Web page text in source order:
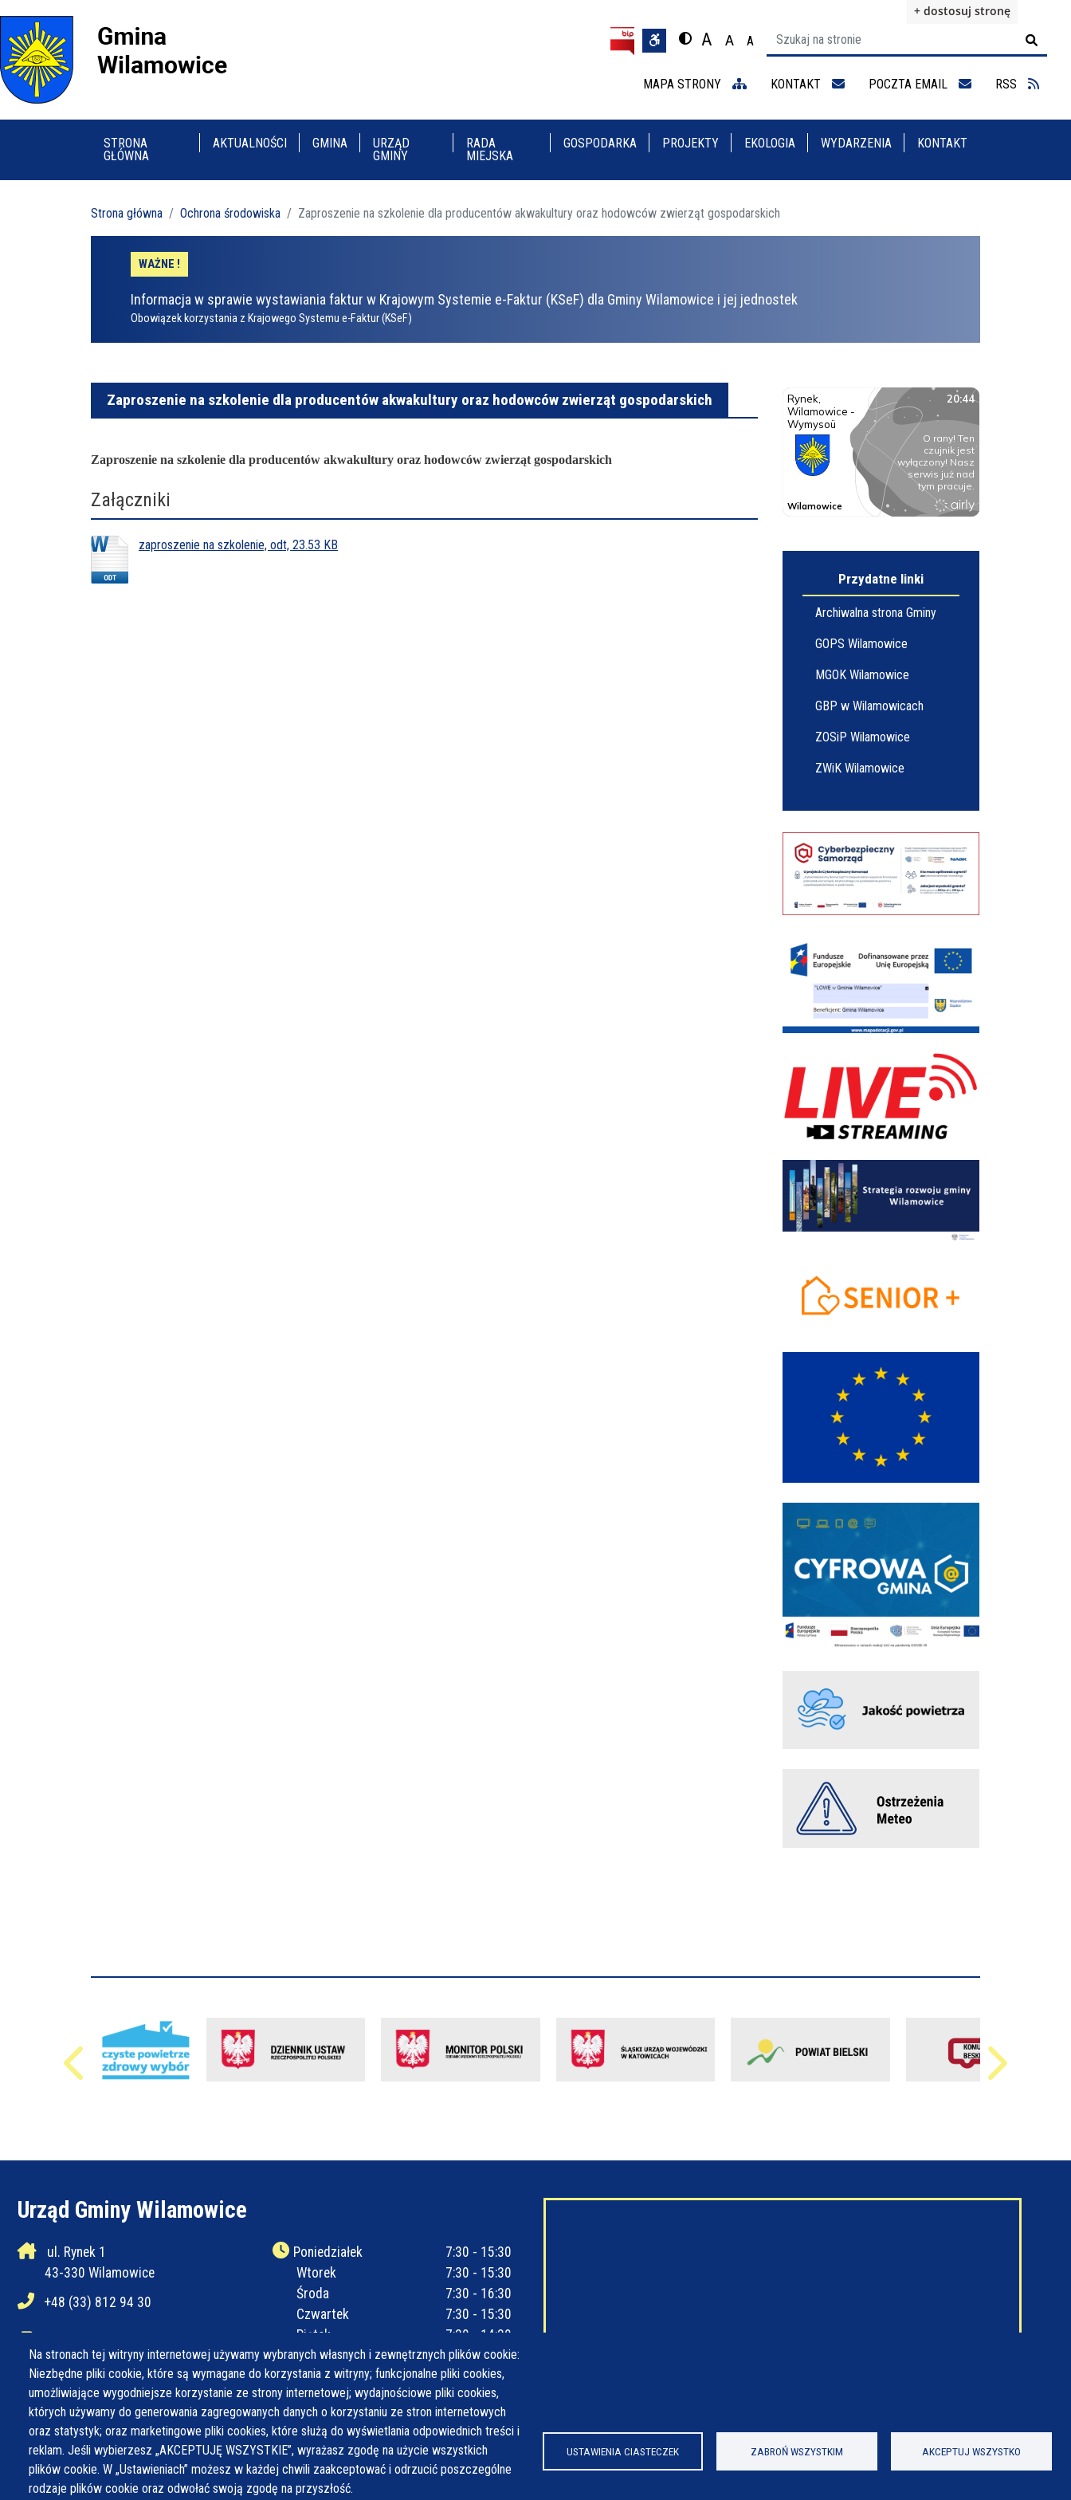
+ dostosuj stronę
Na stronach tej witryny internetowej używamy wybranych własnych i zewnętrznych plików cookie:
Niezbędne pliki cookie, które są wymagane do korzystania z witryny; funkcjonalne pliki cookies,
umożliwiające wygodniejsze korzystanie ze strony internetowej; wydajnościowe pliki cookies,
których używamy do generowania zagregowanych danych o korzystaniu ze stron internetowych
oraz statystyk; oraz marketingowe pliki cookies, które służą do wyświetlania odpowiednich treści i
reklam. Jeśli wybierzesz „AKCEPTUJĘ WSZYSTKIE”, wyrażasz zgodę na użycie wszystkich
plików cookie. W „Ustawieniach” możesz w każdej chwili zaakceptować i odrzucić poszczególne
rodzaje plików cookie oraz odwołać swoją zgodę na przyszłość.
USTAWIENIA CIASTECZEK ZABROŃ WSZYSTKIM AKCEPTUJ WSZYSTKO
Przełącz na motyw wysokiej widoczności
A
A
Ustaw rozmiar czcionki na 125%
A
Ustaw rozmiar czcionki na 100%

MAPA STRONY KONTAKT POCZTA EMAIL RSS
STRONA
GŁÓWNA
AKTUALNOŚCI GMINA
URZĄD
GMINY
RADA
MIEJSKA
GOSPODARKA PROJEKTY EKOLOGIA WYDARZENIA KONTAKT
Strona główna Ochrona środowiska Zaproszenie na szkolenie dla producentów akwakultury oraz hodowców zwierząt gospodarskich
WAŻNE !
Informacja w sprawie wystawiania faktur w Krajowym Systemie e-Faktur (KSeF) dla Gminy Wilamowice i jej jednostek
Obowiązek korzystania z Krajowego Systemu e-Faktur (KSeF)
Zaproszenie na szkolenie dla producentów akwakultury oraz hodowców zwierząt gospodarskich
Zaproszenie na szkolenie dla producentów akwakultury oraz hodowców zwierząt gospodarskich
Załączniki
zaproszenie na szkolenie, odt, 23.53 KB
Przydatne linki
Archiwalna strona Gminy
GOPS Wilamowice
MGOK Wilamowice
GBP w Wilamowicach
ZOSiP Wilamowice
ZWiK Wilamowice
Urząd Gminy Wilamowice
ul. Rynek 1
43-330 Wilamowice
+48 (33) 812 94 30
ug@wilamowice.pl
Poniedziałek
7:30 - 15:30
Wtorek
7:30 - 15:30
Środa
7:30 - 16:30
Czwartek
7:30 - 15:30
Piątek
7:30 - 14:30